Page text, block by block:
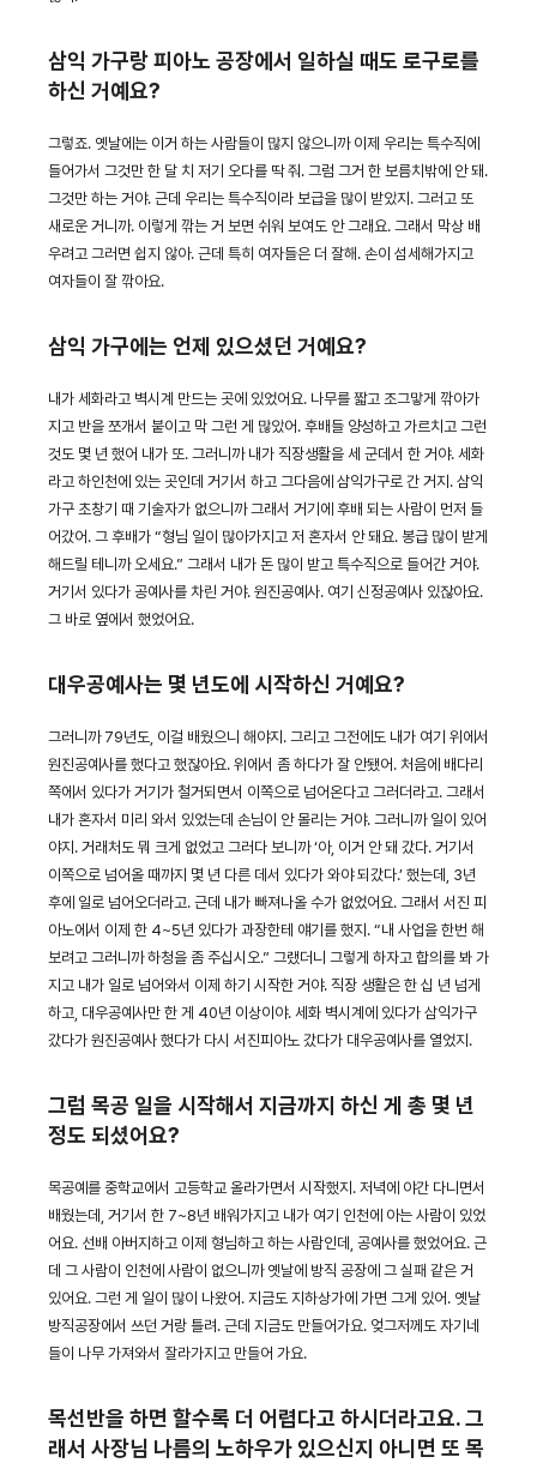
삼익 가구랑 피아노 공장에서 일하실 때도 로구로를
하신 거예요?
그렇죠. 옛날에는 이거 하는 사람들이 많지 않으니까 이제 우리는 특수직에
들어가서 그것만 한 달 치 저기 오다를 딱 줘. 그럼 그거 한 보름치밖에 안 돼.
그것만 하는 거야. 근데 우리는 특수직이라 보급을 많이 받았지. 그러고 또
새로운 거니까. 이렇게 깎는 거 보면 쉬워 보여도 안 그래요. 그래서 막상 배
우려고 그러면 쉽지 않아. 근데 특히 여자들은 더 잘해. 손이 섬세해가지고
여자들이 잘 깎아요.
삼익 가구에는 언제 있으셨던 거예요?
내가 세화라고 벽시계 만드는 곳에 있었어요. 나무를 짧고 조그맣게 깎아가
지고 반을 쪼개서 붙이고 막 그런 게 많았어. 후배들 양성하고 가르치고 그런
것도 몇 년 했어 내가 또. 그러니까 내가 직장생활을 세 군데서 한 거야. 세화
라고 하인천에 있는 곳인데 거기서 하고 그다음에 삼익가구로 간 거지. 삼익
가구 초창기 때 기술자가 없으니까 그래서 거기에 후배 되는 사람이 먼저 들
어갔어. 그 후배가 “형님 일이 많아가지고 저 혼자서 안 돼요. 봉급 많이 받게
해드릴 테니까 오세요.” 그래서 내가 돈 많이 받고 특수직으로 들어간 거야.
거기서 있다가 공예사를 차린 거야. 원진공예사. 여기 신정공예사 있잖아요.
그 바로 옆에서 했었어요.
대우공예사는 몇 년도에 시작하신 거예요?
그러니까 79년도, 이걸 배웠으니 해야지. 그리고 그전에도 내가 여기 위에서
원진공예사를 했다고 했잖아요. 위에서 좀 하다가 잘 안됐어. 처음에 배다리
쪽에서 있다가 거기가 철거되면서 이쪽으로 넘어온다고 그러더라고. 그래서
내가 혼자서 미리 와서 있었는데 손님이 안 몰리는 거야. 그러니까 일이 있어
야지. 거래처도 뭐 크게 없었고 그러다 보니까 ‘아, 이거 안 돼 갔다. 거기서
이쪽으로 넘어올 때까지 몇 년 다른 데서 있다가 와야 되갔다.’ 했는데, 3년
후에 일로 넘어오더라고. 근데 내가 빠져나올 수가 없었어요. 그래서 서진 피
아노에서 이제 한 4~5년 있다가 과장한테 얘기를 했지. “내 사업을 한번 해
보려고 그러니까 하청을 좀 주십시오.” 그랬더니 그렇게 하자고 합의를 봐 가
지고 내가 일로 넘어와서 이제 하기 시작한 거야. 직장 생활은 한 십 년 넘게
하고, 대우공예사만 한 게 40년 이상이야. 세화 벽시계에 있다가 삼익가구
갔다가 원진공예사 했다가 다시 서진피아노 갔다가 대우공예사를 열었지.
그럼 목공 일을 시작해서 지금까지 하신 게 총 몇 년
정도 되셨어요?
목공예를 중학교에서 고등학교 올라가면서 시작했지. 저녁에 야간 다니면서
배웠는데, 거기서 한 7~8년 배워가지고 내가 여기 인천에 아는 사람이 있었
어요. 선배 아버지하고 이제 형님하고 하는 사람인데, 공예사를 했었어요. 근
데 그 사람이 인천에 사람이 없으니까 옛날에 방직 공장에 그 실패 같은 거
있어요. 그런 게 일이 많이 나왔어. 지금도 지하상가에 가면 그게 있어. 옛날
방직공장에서 쓰던 거랑 틀려. 근데 지금도 만들어가요. 엊그저께도 자기네
들이 나무 가져와서 잘라가지고 만들어 가요.
목선반을 하면 할수록 더 어렵다고 하시더라고요. 그
래서 사장님 나름의 노하우가 있으신지 아니면 또 목